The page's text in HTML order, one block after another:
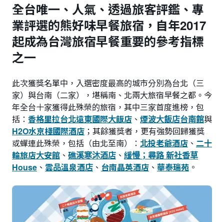
全台唯一、人氣、透過旅客評鑑、專
業評選的熊好味早餐旅宿 ， 自年2017
起成為台灣旅宿早餐重要的參考指標
之一
此次獲獎名單中，入選密度最高的城市分別為台北（三
家）與台南（二家），堪稱南、北兩大旅宿早餐之都。今
年全台十家獲得此殊榮的旅宿，其中三家首度進榜，包
括： 香格里拉台北遠東國際大飯店 、 煙波大飯店台南館與
H2O水京棧國際酒店 ；其餘獲獎者，更有強勢回歸獲獎
或蟬連此殊榮，包括（由北至南）： 北投老爺酒店 、 二十
輪旅店大安館 、 礁溪寒沐酒店 、 緩慢；尋路 新社香草
House 、 雲品溫泉酒店 、 台南晶英酒店 、 華泰瑞苑 。